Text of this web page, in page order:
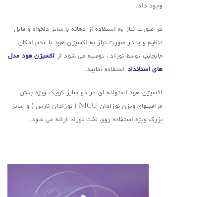
وجود داد.
در صورت نیاز به استفاده از دهانه با سایز دلخواه و قابل
تنظیم و یا در صورت نیاز به اکسیژن هود با عدم امکان
جابجابب توسط نوزاد ، توصیه می شود از اکسیژن هود مدل
های استانداد استفاده نمایید.
اکسیژن هود استوانه ای در دو سایز کوچک ویژه بخش
مراقبتهای ویژن نوزادان NICU ( نوزادان نارس ) و سایز
بزرگ ویژه استفاده روی تخت نوزاد ارائه می شود.